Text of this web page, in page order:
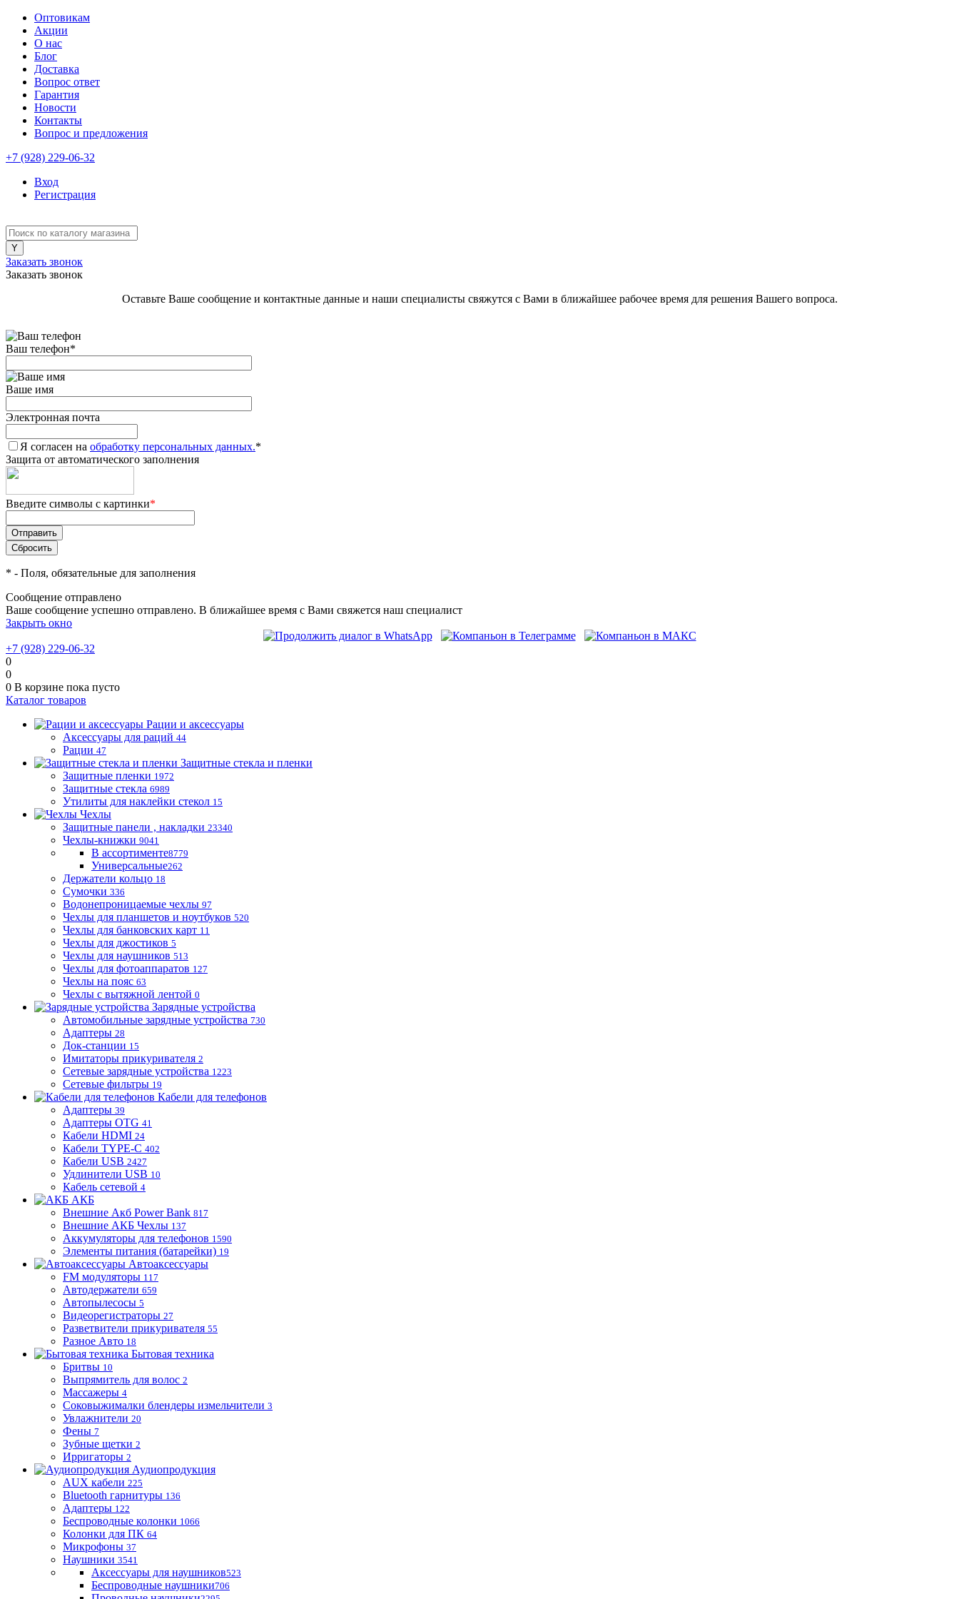
Оптовикам
Акции
О нас
Блог
Доставка
Вопрос ответ
Гарантия
Новости
Контакты
Вопрос и предложения
+7 (928) 229-06-32
Вход
Регистрация
Заказать звонок
Заказать звонок
Оставьте Ваше сообщение и контактные данные и наши специалисты свяжутся с Вами в ближайшее рабочее время для решения Вашего вопроса.
Ваш телефон*
Ваше имя
Электронная почта
Я согласен на обработку персональных данных.*
Защита от автоматического заполнения
Введите символы с картинки*
* - Поля, обязательные для заполнения
Сообщение отправлено
Ваше сообщение успешно отправлено. В ближайшее время с Вами свяжется наш специалист
Закрыть окно
+7 (928) 229-06-32
0
0
0 В корзине пока пусто
Каталог товаров
Рации и аксессуары
Аксессуары для раций 44
Рации 47
Защитные стекла и пленки
Защитные пленки 1972
Защитные стекла 6989
Утилиты для наклейки стекол 15
Чехлы
Защитные панели , накладки 23340
Чехлы-книжки 9041
В ассортименте8779
Универсальные262
Держатели кольцо 18
Сумочки 336
Водонепроницаемые чехлы 97
Чехлы для планшетов и ноутбуков 520
Чехлы для банковских карт 11
Чехлы для джостиков 5
Чехлы для наушников 513
Чехлы для фотоаппаратов 127
Чехлы на пояс 63
Чехлы с вытяжной лентой 0
Зарядные устройства
Автомобильные зарядные устройства 730
Адаптеры 28
Док-станции 15
Имитаторы прикуривателя 2
Сетевые зарядные устройства 1223
Сетевые фильтры 19
Кабели для телефонов
Адаптеры 39
Адаптеры OTG 41
Кабели HDMI 24
Кабели TYPE-C 402
Кабели USB 2427
Удлинители USB 10
Кабель сетевой 4
АКБ
Внешние Акб Power Bank 817
Внешние АКБ Чехлы 137
Аккумуляторы для телефонов 1590
Элементы питания (батарейки) 19
Автоаксессуары
FM модуляторы 117
Автодержатели 659
Автопылесосы 5
Видеорегистраторы 27
Разветвители прикуривателя 55
Разное Авто 18
Бытовая техника
Бритвы 10
Выпрямитель для волос 2
Массажеры 4
Соковыжималки блендеры измельчители 3
Увлажнители 20
Фены 7
Зубные щетки 2
Ирригаторы 2
Аудиопродукция
AUX кабели 225
Bluetooth гарнитуры 136
Адаптеры 122
Беспроводные колонки 1066
Колонки для ПК 64
Микрофоны 37
Наушники 3541
Аксессуары для наушников523
Беспроводные наушники706